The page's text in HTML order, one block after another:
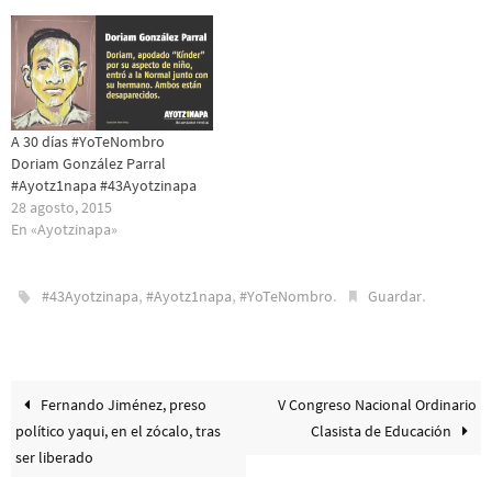
A 30 días #YoTeNombro
Doriam González Parral
#Ayotz1napa #43Ayotzinapa
28 agosto, 2015
En «Ayotzinapa»
#43Ayotzinapa,#Ayotz1napa,#YoTeNombro. Guardar.
Fernando Jiménez, preso
político yaqui, en el zócalo, tras
ser liberado
V Congreso Nacional Ordinario
Clasista de Educación